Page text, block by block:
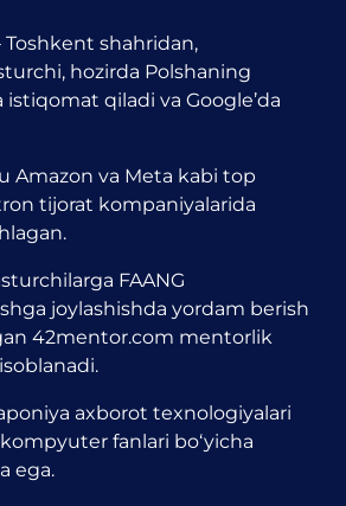
shahridan,
hozirda Polshaning
istiqomat qiladi va Google’da
Amazon va Meta kabi top
tijorat kompaniyalarida
FAANG
joylashishda yordam berish
42mentor.com mentorlik
axborot texnologiyalari
fanlari bo‘yicha
ega.